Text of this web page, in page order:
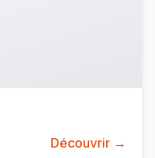
Découvrir →